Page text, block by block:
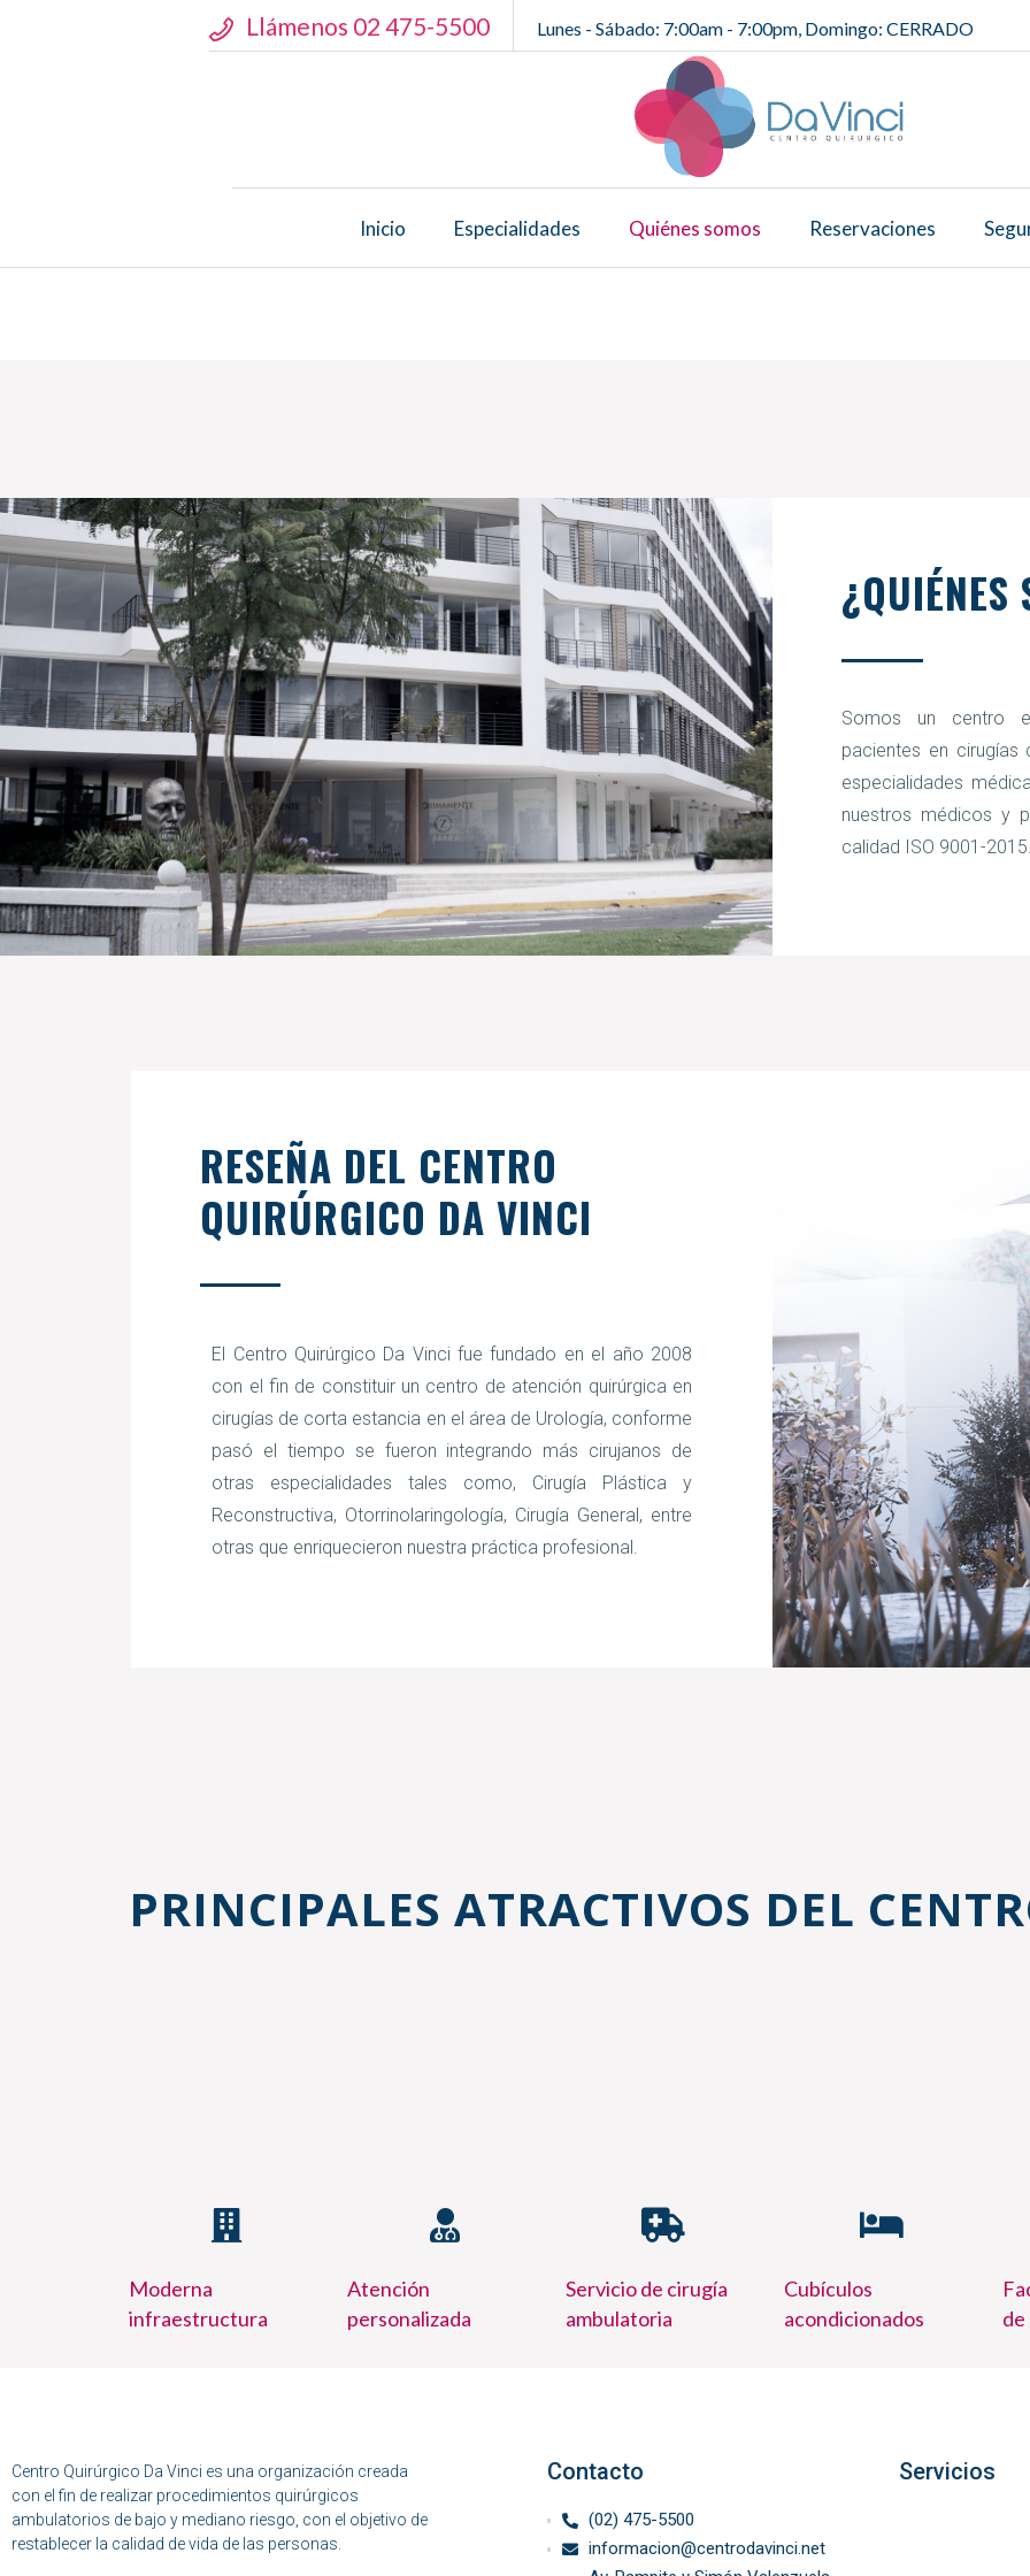
Llámenos 02 475-5500 Lunes - Sábado: 7:00am - 7:00pm, Domingo: CERRADO
Inicio Especialidades Quiénes somos Reservaciones
¿QUIÉNES
Somos un centro
pacientes en
especialidades
nuestros médicos y
calidad ISO 9001-
RESEÑA DEL CENTRO
QUIRÚRGICO DA VINCI
El Centro Quirúrgico Da Vinci fue fundado en el año 2008
con el fin de constituir un centro de atención quirúrgica en
cirugías de corta estancia en el área de Urología, conforme
pasó el tiempo se fueron integrando más cirujanos de
otras especialidades tales como, Cirugía Plástica y
Reconstructiva, Otorrinolaringología, Cirugía General, entre
otras que enriquecieron nuestra práctica profesional.
PRINCIPALES ATRACTIVOS DEL
Moderna
infraestructura
Atención
personalizada
Servicio de cirugía
ambulatoria
Cubículos
acondicionados
de
Centro Quirúrgico Da Vinci es una organización creada
con el fin de realizar procedimientos quirúrgicos
ambulatorios de bajo y mediano riesgo, con el objetivo de
restablecer la calidad de vida de las personas.
Contacto
(02) 475-5500
informacion@centrodavinci.net
Servicios